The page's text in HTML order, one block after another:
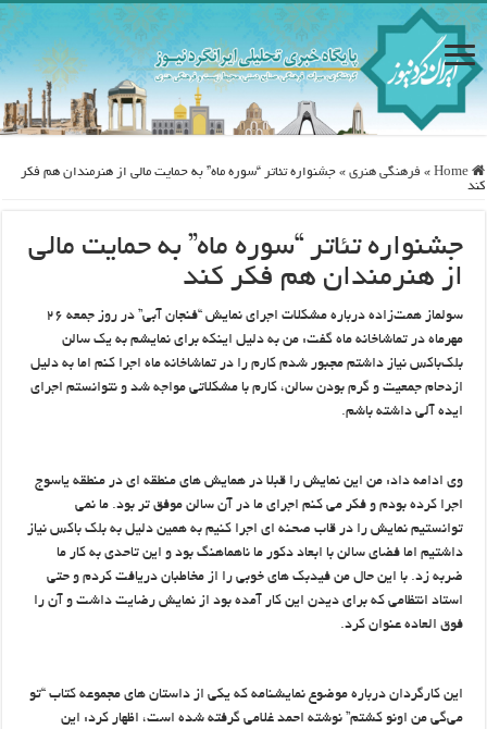
Home
» فرهنگی هنری » جشنواره تئاتر “سوره ماه” به حمایت مالی از هنرمندان هم فکر
کند
جشنواره تئاتر “سوره ماه” به حمایت مالی
از هنرمندان هم فکر کند
سولماز همت‌زاده درباره مشکلات اجرای نمایش “فنجان آبی” در روز جمعه ۲۶
مهرماه در تماشاخانه ماه گفت: من به دلیل اینکه برای نمایشم به یک سالن
بلک‌باکس نیاز داشتم مجبور شدم کارم را در تماشاخانه ماه اجرا کنم اما به دلیل
ازدحام جمعیت و گرم بودن سالن، کارم با مشکلاتی مواجه شد و نتوانستم اجرای
ایده آلی داشته باشم.
وی ادامه داد: من این نمایش را قبلا در همایش های منطقه ای در منطقه یاسوج
اجرا کرده بودم و فکر می کنم اجرای ما در آن سالن موفق تر بود. ما نمی
توانستیم نمایش را در قاب صحنه ای اجرا کنیم به همین دلیل به بلک باکس نیاز
داشتیم اما فضای سالن با ابعاد دکور ما ناهماهنگ بود و این تاحدی به کار ما
ضربه زد. با این حال من فیدبک های خوبی را از مخاطبان دریافت کردم و حتی
استاد انتظامی که برای دیدن این کار آمده بود از نمایش رضایت داشت و آن را
فوق العاده عنوان کرد.
این کارگردان درباره موضوع نمایشنامه که یکی از داستان های مجموعه کتاب “تو
می‌گی من اونو کشتم” نوشته احمد غلامی گرفته شده است، اظهار کرد: این